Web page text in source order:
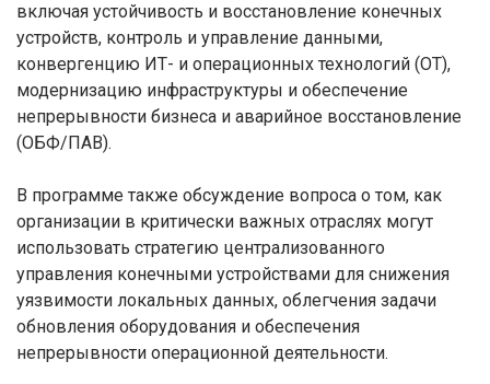
включая устойчивость и восстановление конечных
устройств, контроль и управление данными,
конвергенцию ИТ- и операционных технологий (OT),
модернизацию инфраструктуры и обеспечение
непрерывности бизнеса и аварийное восстановление
(ОБФ/ПАВ).
В программе также обсуждение вопроса о том, как
организации в критически важных отраслях могут
использовать стратегию централизованного
управления конечными устройствами для снижения
уязвимости локальных данных, облегчения задачи
обновления оборудования и обеспечения
непрерывности операционной деятельности.